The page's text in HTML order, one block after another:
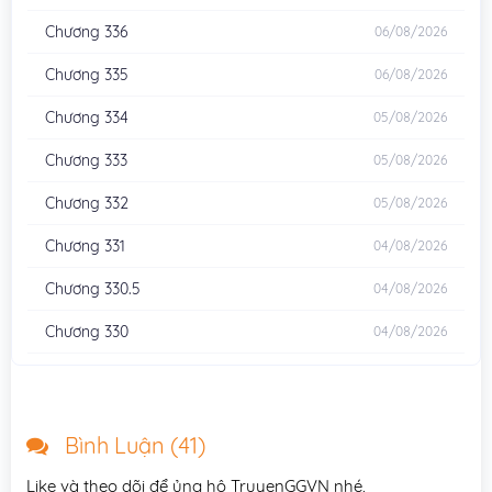
Chương 336 06/08/2026
Chương 335 06/08/2026
Chương 334 05/08/2026
Chương 333 05/08/2026
Chương 332 05/08/2026
Chương 331 04/08/2026
Chương 330.5 04/08/2026
Chương 330 04/08/2026
Chương 327
Bình Luận (41)
Like và theo dõi để ủng hộ TruyenGGVN nhé.